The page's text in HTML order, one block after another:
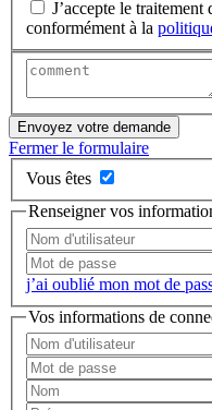
J’accepte le traitement
conformément à la
Envoyez votre demande
Fermer le formulaire
Vous êtes
Renseigner vos
j’ai oublié mon mot de
Vos informations de